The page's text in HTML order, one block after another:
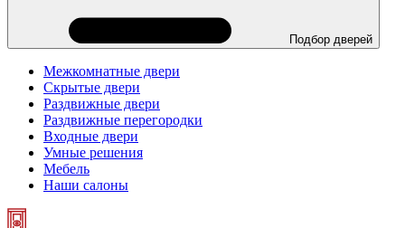
Подбор дверей
Межкомнатные двери
Скрытые двери
Раздвижные двери
Раздвижные перегородки
Входные двери
Умные решения
Мебель
Наши салоны